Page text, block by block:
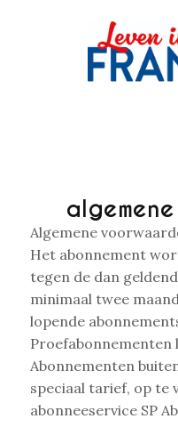
Algemene
Het abonnement
tegen de dan
minimaal twee
lopende
Proefabonnementen
Abonnementen
speciaal tarief, op te
abonneeservice SP